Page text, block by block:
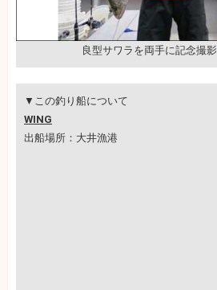
良型サワラを両手に記念撮影
▼この釣り船について
WING
出船場所：大井漁港